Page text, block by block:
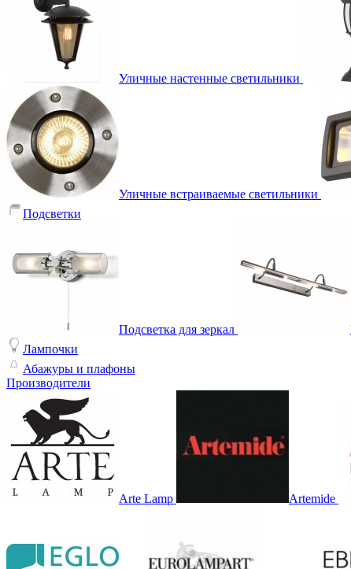
Уличные настенные светильники
Уличные встраиваемые светильники
Подсветки
Подсветка для зеркал
Лампочки
Абажуры и плафоны
Производители
Arte Lamp Artemide